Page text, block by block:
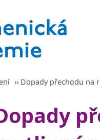
›› Dopady přechodu